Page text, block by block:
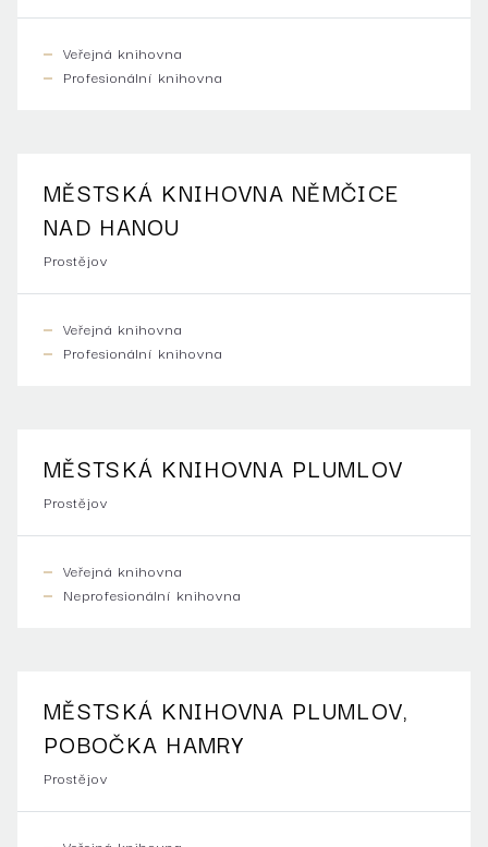
Veřejná knihovna
Profesionální knihovna
MĚSTSKÁ KNIHOVNA NĚMČICE
NAD HANOU
Prostějov
Veřejná knihovna
Profesionální knihovna
MĚSTSKÁ KNIHOVNA PLUMLOV
Prostějov
Veřejná knihovna
Neprofesionální knihovna
MĚSTSKÁ KNIHOVNA PLUMLOV,
POBOČKA HAMRY
Prostějov